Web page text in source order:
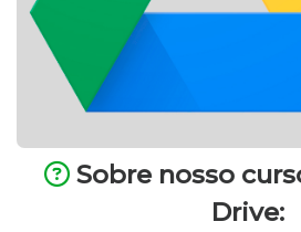
Sobre nosso
Drive: